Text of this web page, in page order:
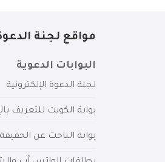
مواقع لجنة
البوابات الدعوية
لجنة الدعوة الإلكترونية
بوابة الكويت للتعريف
بوابة الباحث عن الحقيقة